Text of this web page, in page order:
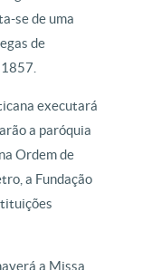
se de uma
de
executará
a paróquia
Ordem de
a Fundação
a Missa